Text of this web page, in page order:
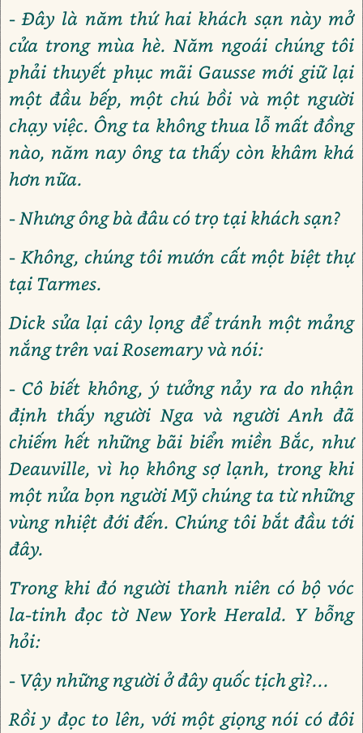
- Đây là năm thứ hai khách sạn này mở
cửa trong mùa hè. Năm ngoái chúng tôi
phải thuyết phục mãi Gausse mới giữ lại
một đầu bếp, một chú bồi và một người
chạy việc. Ông ta không thua lỗ mất đồng
nào, năm nay ông ta thấy còn khâm khá
hơn nữa.
- Nhưng ông bà đâu có trọ tại khách sạn?
- Không, chúng tôi mướn cất một biệt thự
tại Tarmes.
Dick sửa lại cây lọng để tránh một mảng
nắng trên vai Rosemary và nói:
- Cô biết không, ý tưởng nảy ra do nhận
định thấy người Nga và người Anh đã
chiếm hết những bãi biển miền Bắc, như
Deauville, vì họ không sợ lạnh, trong khi
một nửa bọn người Mỹ chúng ta từ những
vùng nhiệt đới đến. Chúng tôi bắt đầu tới
đây.
Trong khi đó người thanh niên có bộ vóc
la-tinh đọc tờ New York Herald. Y bỗng
hỏi:
- Vậy những người ở đây quốc tịch gì?...
Rồi y đọc to lên, với một giọng nói có đôi